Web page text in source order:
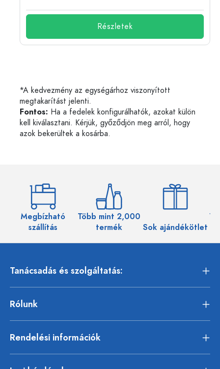
Részletek
*A kedvezmény az egységárhoz viszonyított
megtakarítást jelenti.
Fontos: Ha a fedelek konfigurálhatók, azokat külön
kell kiválasztani. Kérjük, győződjön meg arról, hogy
azok bekerültek a kosárba.
Megbízható
szállítás
Több mint 2,000
termék
Sok ajándékötlet
Tanácsadás és szolgáltatás:
Rólunk
Rendelési információk